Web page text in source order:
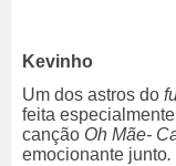
Kevinho
Um dos astros do
feita
canção Oh Mãe-
emocionante junto.